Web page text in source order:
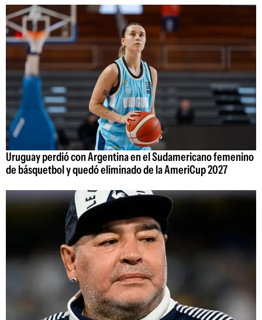
Uruguay perdió con Argentina en el Sudamericano femenino
de básquetbol y quedó eliminado de la AmeriCup 2027